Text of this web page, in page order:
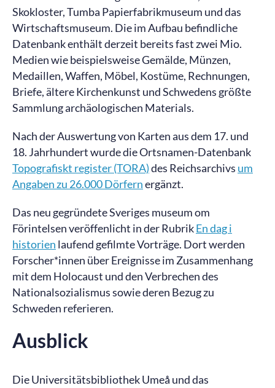
Skokloster, Tumba Papierfabrikmuseum und das
Wirtschaftsmuseum. Die im Aufbau befindliche
Datenbank enthält derzeit bereits fast zwei Mio.
Medien wie beispielsweise Gemälde, Münzen,
Medaillen, Waffen, Möbel, Kostüme, Rechnungen,
Briefe, ältere Kirchenkunst und Schwedens größte
Sammlung archäologischen Materials.
Nach der Auswertung von Karten aus dem 17. und
18. Jahrhundert wurde die Ortsnamen-Datenbank
Topografiskt register (TORA)des Reichsarchivs um
Angaben zu 26.000 Dörfernergänzt.
Das neu gegründete Sveriges museum om
Förintelsen veröffenlicht in der RubrikEn dag i
historien laufend gefilmte Vorträge. Dort werden
Forscher*innen über Ereignisse im Zusammenhang
mit dem Holocaust und den Verbrechen des
Nationalsozialismus sowie deren Bezug zu
Schweden referieren.
Ausblick
Die Universitätsbibliothek Umeå und das